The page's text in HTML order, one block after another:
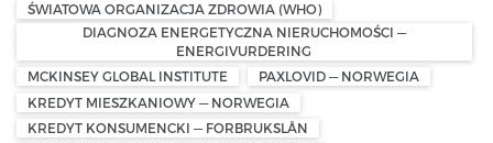
ŚWIATOWA ORGANIZACJA ZDROWIA (WHO)
DIAGNOZA ENERGETYCZNA NIERUCHOMOŚCI —
ENERGIVURDERING
MCKINSEY GLOBAL INSTITUTE
PAXLOVID — NORWEGIA
KREDYT MIESZKANIOWY — NORWEGIA
KREDYT KONSUMENCKI — FORBRUKSLÅN